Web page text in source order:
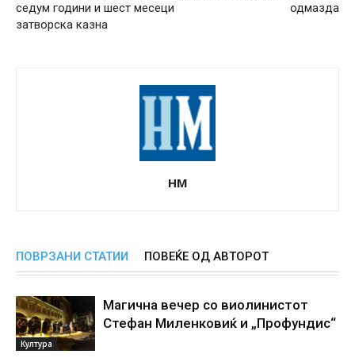
седум години и шест месеци
затворска казна
одмазда
НМ
ПОВРЗАНИ СТАТИИ ПОВЕЌЕ ОД АВТОРОТ
Култура
Магична вечер со виолинистот
Стефан Миленковиќ и „Профундис“